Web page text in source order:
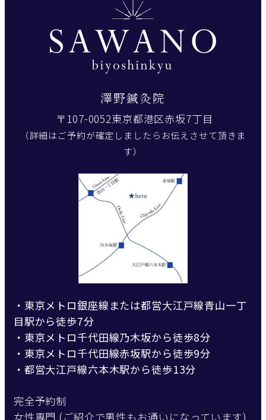
澤野鍼灸院
〒107-0052東京都港区赤坂7丁目
（詳細はご予約が確定しましたらお伝えさせて頂きま
す）
・東京メトロ銀座線または都営大江戸線青山一丁
目駅から徒歩7分
・東京メトロ千代田線乃木坂から徒歩8分
・東京メトロ千代田線赤坂駅から徒歩9分
・都営大江戸線六本木駅から徒歩13分
完全予約制
女性専門 (ご紹介で男性もお通いになっています)